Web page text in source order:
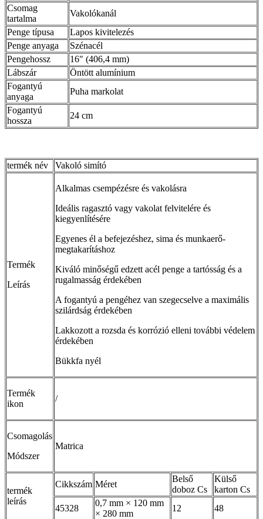
Csomag
tartalma
Vakolókanál
Penge típusa
Lapos kivitelezés
Penge anyaga
Szénacél
Pengehossz
16" (406,4 mm)
Lábszár
Öntött alumínium
Fogantyú
anyaga
Puha markolat
Fogantyú
hossza
24 cm
termék név Vakoló simító
Termék
Leírás
Alkalmas csempézésre és vakolásra
Ideális ragasztó vagy vakolat felvitelére és
kiegyenlítésére
Egyenes él a befejezéshez, sima és munkaerő-
megtakarításhoz
Kiváló minőségű edzett acél penge a tartósság és a
rugalmasság érdekében
A fogantyú a pengéhez van szegecselve a maximális
szilárdság érdekében
Lakkozott a rozsda és korrózió elleni további védelem
érdekében
Bükkfa nyél
Termék
ikon
/
Csomagolás
Módszer
Matrica
termék
leírás
Cikkszám Méret
Belső
doboz Cs
Külső
karton Cs
45328
0,7 mm × 120 mm
× 280 mm
12 48